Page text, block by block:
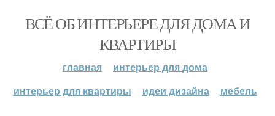
ВСЁ ОБ ИНТЕРЬЕРЕ ДЛЯ ДОМА И
КВАРТИРЫ
главная
интерьер для дома
интерьер для квартиры
идеи дизайна мебель